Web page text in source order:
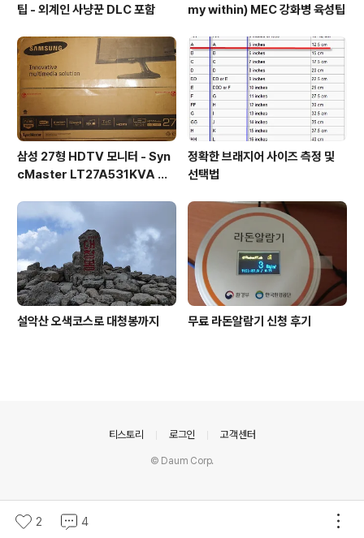
팁 - 외계인 사냥꾼 DLC 포함
my within) MEC 강화병 육성팁
삼성 27형 HDTV 모니터 - Syn
cMaster LT27A531KVA 사
정확한 브래지어 사이즈 측정 및
선택법
설악산 오색코스로 대청봉까지 무료 라돈알람기 신청 후기
2 4
티스토리 로그인 고객센터
© Daum Corp.